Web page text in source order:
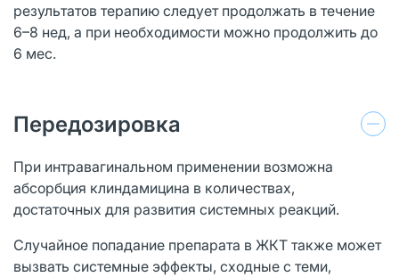
результатов терапию следует продолжать в течение
6–8 нед, а при необходимости можно продолжить до
6 мес.
Передозировка
При интравагинальном применении возможна
абсорбция клиндамицина в количествах,
достаточных для развития системных реакций.
Случайное попадание препарата в ЖКТ также может
вызвать системные эффекты, сходные с теми,